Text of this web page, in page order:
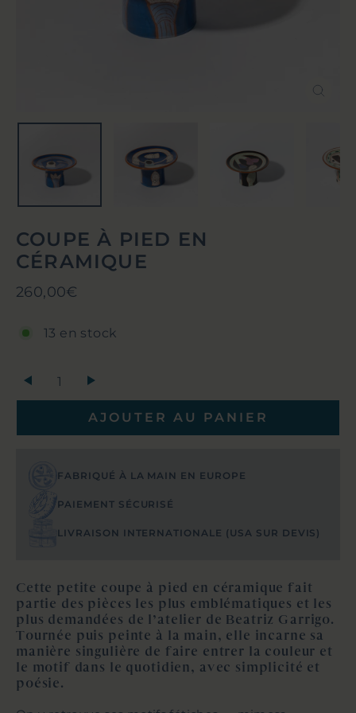
COUPE À PIED EN
CÉRAMIQUE
Prix
260,00€
13 en stock
AJOUTER AU PANIER
FABRIQUÉ À LA MAIN EN EUROPE
PAIEMENT SÉCURISÉ
LIVRAISON INTERNATIONALE (USA SUR DEVIS)
Cette petite coupe à pied en céramique fait
partie des pièces les plus emblématiques et les
plus demandées de l’atelier de Beatriz Garrigo.
Tournée puis peinte à la main, elle incarne sa
manière singulière de faire entrer la couleur et
le motif dans le quotidien, avec simplicité et
poésie.